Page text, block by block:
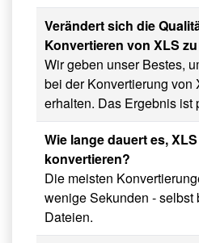
Verändert sich die
Konvertieren von XLS
Wir geben unser Bestes,
bei der Konvertierung von
erhalten. Das Ergebnis ist
Wie lange dauert es,
konvertieren?
Die meisten
wenige Sekunden -
Dateien.